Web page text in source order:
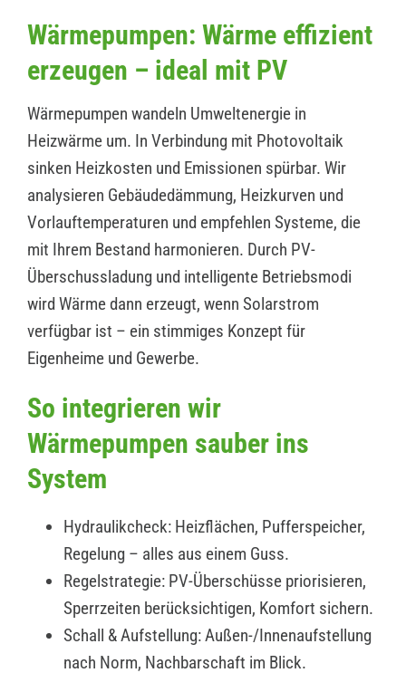
Wärmepumpen: Wärme effizient
erzeugen – ideal mit PV
Wärmepumpen wandeln Umweltenergie in
Heizwärme um. In Verbindung mit Photovoltaik
sinken Heizkosten und Emissionen spürbar. Wir
analysieren Gebäudedämmung, Heizkurven und
Vorlauftemperaturen und empfehlen Systeme, die
mit Ihrem Bestand harmonieren. Durch PV-
Überschussladung und intelligente Betriebsmodi
wird Wärme dann erzeugt, wenn Solarstrom
verfügbar ist – ein stimmiges Konzept für
Eigenheime und Gewerbe.
So integrieren wir
Wärmepumpen sauber ins
System
Hydraulikcheck: Heizflächen, Pufferspeicher,
Regelung – alles aus einem Guss.
Regelstrategie: PV-Überschüsse priorisieren,
Sperrzeiten berücksichtigen, Komfort sichern.
Schall & Aufstellung: Außen-/Innenaufstellung
nach Norm, Nachbarschaft im Blick.